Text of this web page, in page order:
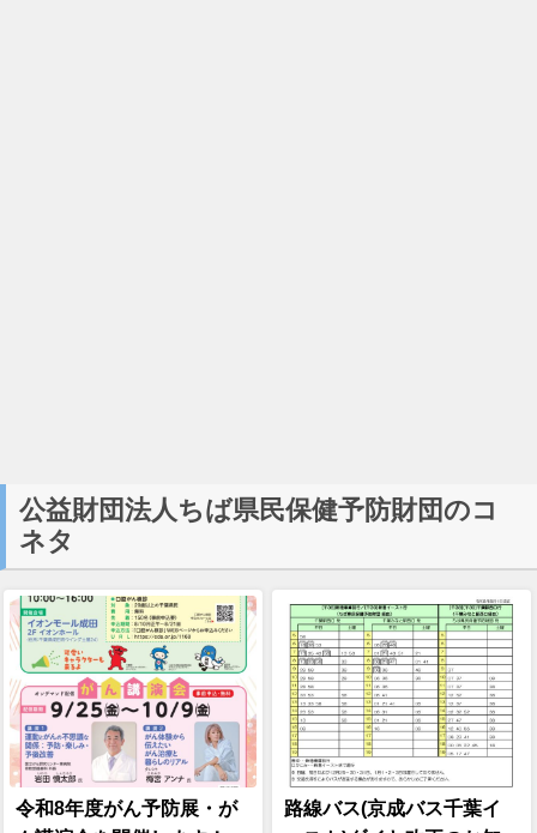
公益財団法人ちば県民保健予防財団のコ
ネタ
令和8年度がん予防展・が
路線バス(京成バス千葉イ